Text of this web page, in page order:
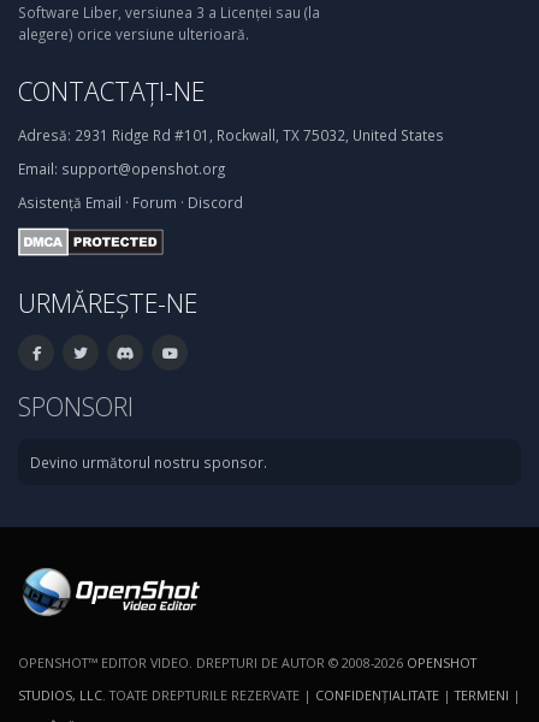
Software Liber, versiunea 3 a Licenței sau (la
alegere) orice versiune ulterioară.
CONTACTAȚI-NE
Adresă: 2931 Ridge Rd #101, Rockwall, TX 75032, United States
Email: support@openshot.org
Asistență Email · Forum · Discord
URMĂREȘTE-NE
SPONSORI
Devino următorul nostru sponsor.
OPENSHOT™ EDITOR VIDEO. DREPTURI DE AUTOR © 2008-2026 OPENSHOT
STUDIOS, LLC. TOATE DREPTURILE REZERVATE | CONFIDENŢIALITATE |TERMENI |